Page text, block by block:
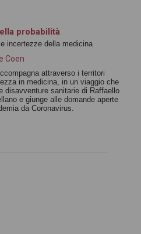
probabilità
incertezze della medicina
Coen
attraverso i territori
in medicina, in un viaggio che
disavventure sanitarie di Raffaello
e giunge alle domande aperte
da Coronavirus.